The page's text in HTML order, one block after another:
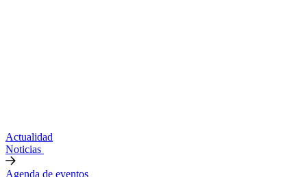
Actualidad
Noticias
Agenda de eventos